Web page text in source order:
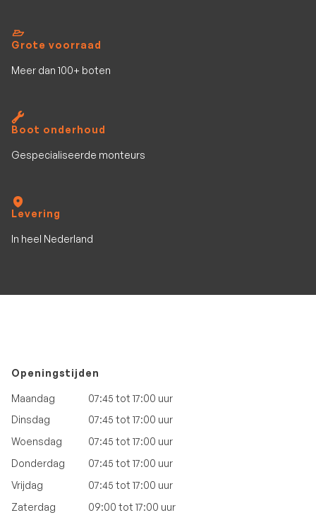
Grote voorraad
Meer dan 100+ boten
Boot onderhoud
Gespecialiseerde monteurs
Levering
In heel Nederland
Openingstijden
Maandag
07:45 tot 17:00 uur
Dinsdag
07:45 tot 17:00 uur
Woensdag
07:45 tot 17:00 uur
Donderdag
07:45 tot 17:00 uur
Vrijdag
07:45 tot 17:00 uur
Zaterdag
09:00 tot 17:00 uur